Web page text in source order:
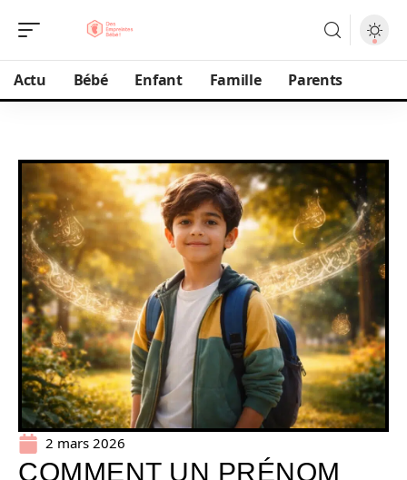
Actu Bébé Enfant Famille Parents
2 mars 2026
COMMENT UN PRÉNOM